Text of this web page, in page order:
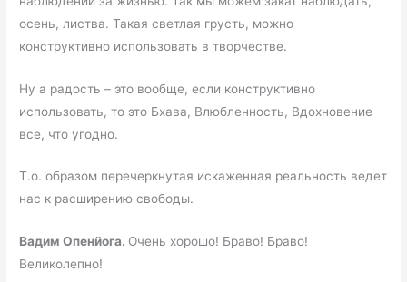
осень, листва. Такая светлая грусть, можно
конструктивно использовать в творчестве.
Ну а радость – это вообще, если конструктивно
использовать, то это Бхава, Влюбленность, Вдохновение
все, что угодно.
Т.о. образом перечеркнутая искаженная реальность ведет
нас к расширению свободы.
Вадим Опенйога. Очень хорошо! Браво! Браво!
Великолепно!